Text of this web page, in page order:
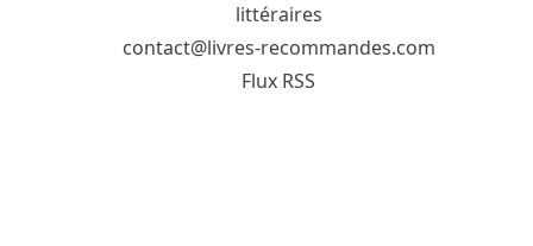
littéraires
contact@livres-recommandes.com
Flux RSS